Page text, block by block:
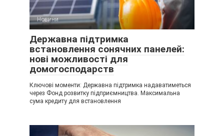
Новини
Державна підтримка
встановлення сонячних панелей:
нові можливості для
домогосподарств
Ключові моменти: Державна підтримка надаватиметься
через Фонд розвитку підприємництва. Максимальна
сума кредиту для встановлення